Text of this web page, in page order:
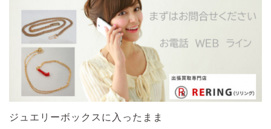
ジュエリーボックスに入ったまま